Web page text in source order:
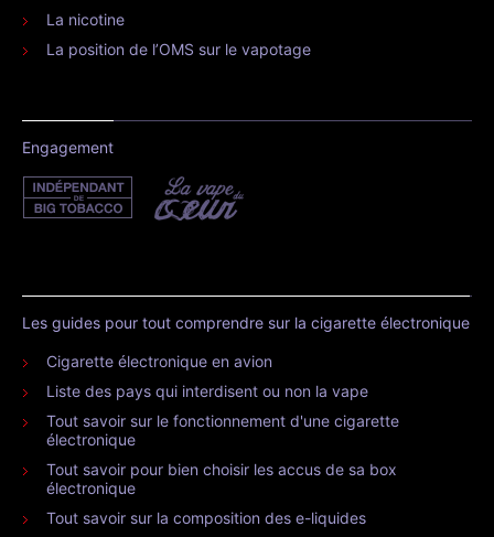
La nicotine
La position de l’OMS sur le vapotage
Engagement
Les guides pour tout comprendre sur la cigarette électronique
Cigarette électronique en avion
Liste des pays qui interdisent ou non la vape
Tout savoir sur le fonctionnement d'une cigarette
électronique
Tout savoir pour bien choisir les accus de sa box
électronique
Tout savoir sur la composition des e-liquides